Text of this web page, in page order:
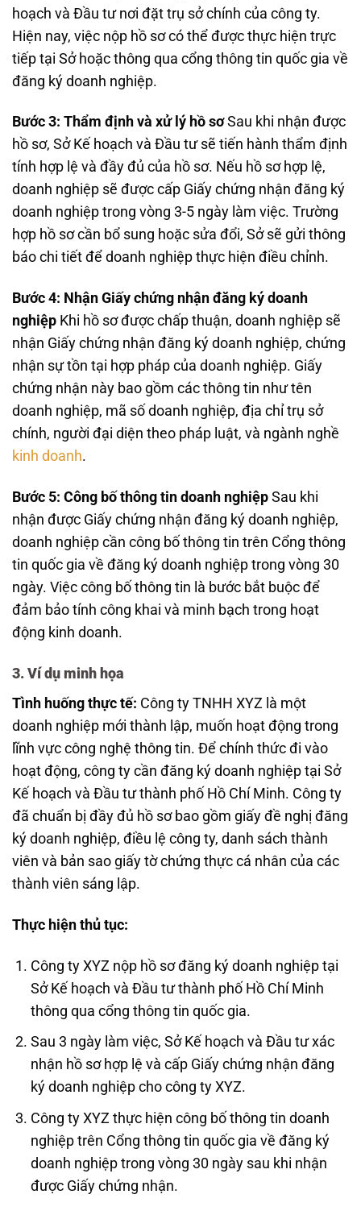
hoạch và Đầu tư nơi đặt trụ sở chính của công ty.
Hiện nay, việc nộp hồ sơ có thể được thực hiện trực
tiếp tại Sở hoặc thông qua cổng thông tin quốc gia về
đăng ký doanh nghiệp.
Bước 3: Thẩm định và xử lý hồ sơSau khi nhận được
hồ sơ, Sở Kế hoạch và Đầu tư sẽ tiến hành thẩm định
tính hợp lệ và đầy đủ của hồ sơ. Nếu hồ sơ hợp lệ,
doanh nghiệp sẽ được cấp Giấy chứng nhận đăng ký
doanh nghiệp trong vòng 3-5 ngày làm việc. Trường
hợp hồ sơ cần bổ sung hoặc sửa đổi, Sở sẽ gửi thông
báo chi tiết để doanh nghiệp thực hiện điều chỉnh.
Bước 4: Nhận Giấy chứng nhận đăng ký doanh
nghiệp Khi hồ sơ được chấp thuận, doanh nghiệp sẽ
nhận Giấy chứng nhận đăng ký doanh nghiệp, chứng
nhận sự tồn tại hợp pháp của doanh nghiệp. Giấy
chứng nhận này bao gồm các thông tin như tên
doanh nghiệp, mã số doanh nghiệp, địa chỉ trụ sở
chính, người đại diện theo pháp luật, và ngành nghề
kinh doanh.
Bước 5: Công bố thông tin doanh nghiệp Sau khi
nhận được Giấy chứng nhận đăng ký doanh nghiệp,
doanh nghiệp cần công bố thông tin trên Cổng thông
tin quốc gia về đăng ký doanh nghiệp trong vòng 30
ngày. Việc công bố thông tin là bước bắt buộc để
đảm bảo tính công khai và minh bạch trong hoạt
động kinh doanh.
3. Ví dụ minh họa
Tình huống thực tế: Công ty TNHH XYZ là một
doanh nghiệp mới thành lập, muốn hoạt động trong
lĩnh vực công nghệ thông tin. Để chính thức đi vào
hoạt động, công ty cần đăng ký doanh nghiệp tại Sở
Kế hoạch và Đầu tư thành phố Hồ Chí Minh. Công ty
đã chuẩn bị đầy đủ hồ sơ bao gồm giấy đề nghị đăng
ký doanh nghiệp, điều lệ công ty, danh sách thành
viên và bản sao giấy tờ chứng thực cá nhân của các
thành viên sáng lập.
Thực hiện thủ tục:
Công ty XYZ nộp hồ sơ đăng ký doanh nghiệp tại
Sở Kế hoạch và Đầu tư thành phố Hồ Chí Minh
thông qua cổng thông tin quốc gia.
Sau 3 ngày làm việc, Sở Kế hoạch và Đầu tư xác
nhận hồ sơ hợp lệ và cấp Giấy chứng nhận đăng
ký doanh nghiệp cho công ty XYZ.
Công ty XYZ thực hiện công bố thông tin doanh
nghiệp trên Cổng thông tin quốc gia về đăng ký
doanh nghiệp trong vòng 30 ngày sau khi nhận
được Giấy chứng nhận.